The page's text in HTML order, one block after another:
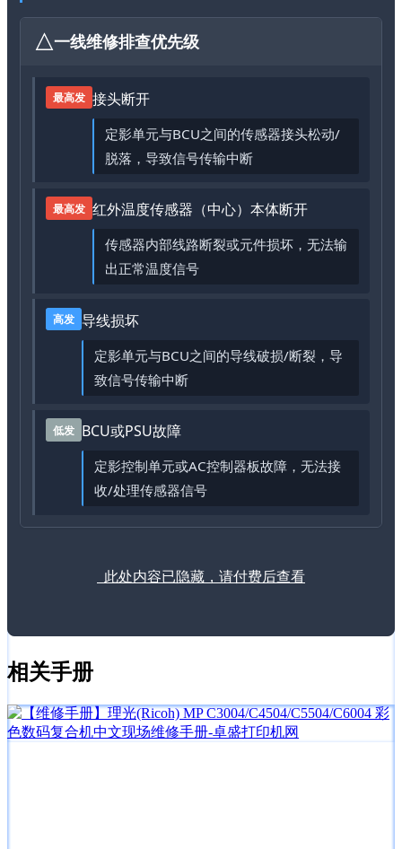
一线维修排查优先级
最高发 接头断开
定影单元与BCU之间的传感器接头松动/
脱落，导致信号传输中断
最高发 红外温度传感器（中心）本体断开
传感器内部线路断裂或元件损坏，无法输
出正常温度信号
高发 导线损坏
定影单元与BCU之间的导线破损/断裂，导
致信号传输中断
低发 BCU或PSU故障
定影控制单元或AC控制器板故障，无法接
收/处理传感器信号
此处内容已隐藏，请付费后查看
相关手册